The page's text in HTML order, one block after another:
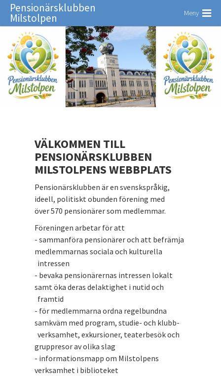
Pensionärsklubben
Milstolpen Meny
VÄLKOMMEN TILL
PENSIONÄRSKLUBBEN
MILSTOLPENS WEBBPLATS
Pensionärsklubben är en svenskspråkig,
ideell, politiskt obunden förening med
över 570 pensionärer som medlemmar.
Föreningen arbetar för att
- sammanföra pensionärer och att befrämja
medlemmarnas sociala och kulturella
intressen
- bevaka pensionärernas intressen lokalt
samt öka deras delaktighet i nutid och
framtid
- för medlemmarna ordna regelbundna
samkväm med program, studie- och klubb-
verksamhet, exkursioner, teaterbesök och
gruppresor av olika slag
- informationsmapp om Milstolpens
verksamhet i biblioteket